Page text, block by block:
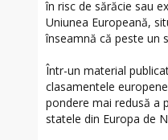
în risc de sărăcie sau
Uniunea Europeană,
înseamnă că peste un
Într-un material
clasamentele
pondere mai redusă a
statele din Europa de